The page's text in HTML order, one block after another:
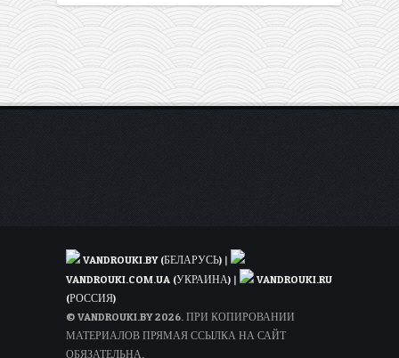
VANDROUKI.BY (БЕЛАРУСЬ) |
VANDROUKI.COM.UA (УКРАИНА) |
VANDROUKI.RU
(РОССИЯ)
© VANDROUKI.BY 2026. ПРИ КОПИРОВАНИИ
МАТЕРИАЛОВ ПРЯМАЯ ССЫЛКА НА САЙТ
ОБЯЗАТЕЛЬНА.